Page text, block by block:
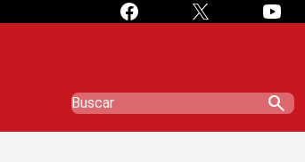
search